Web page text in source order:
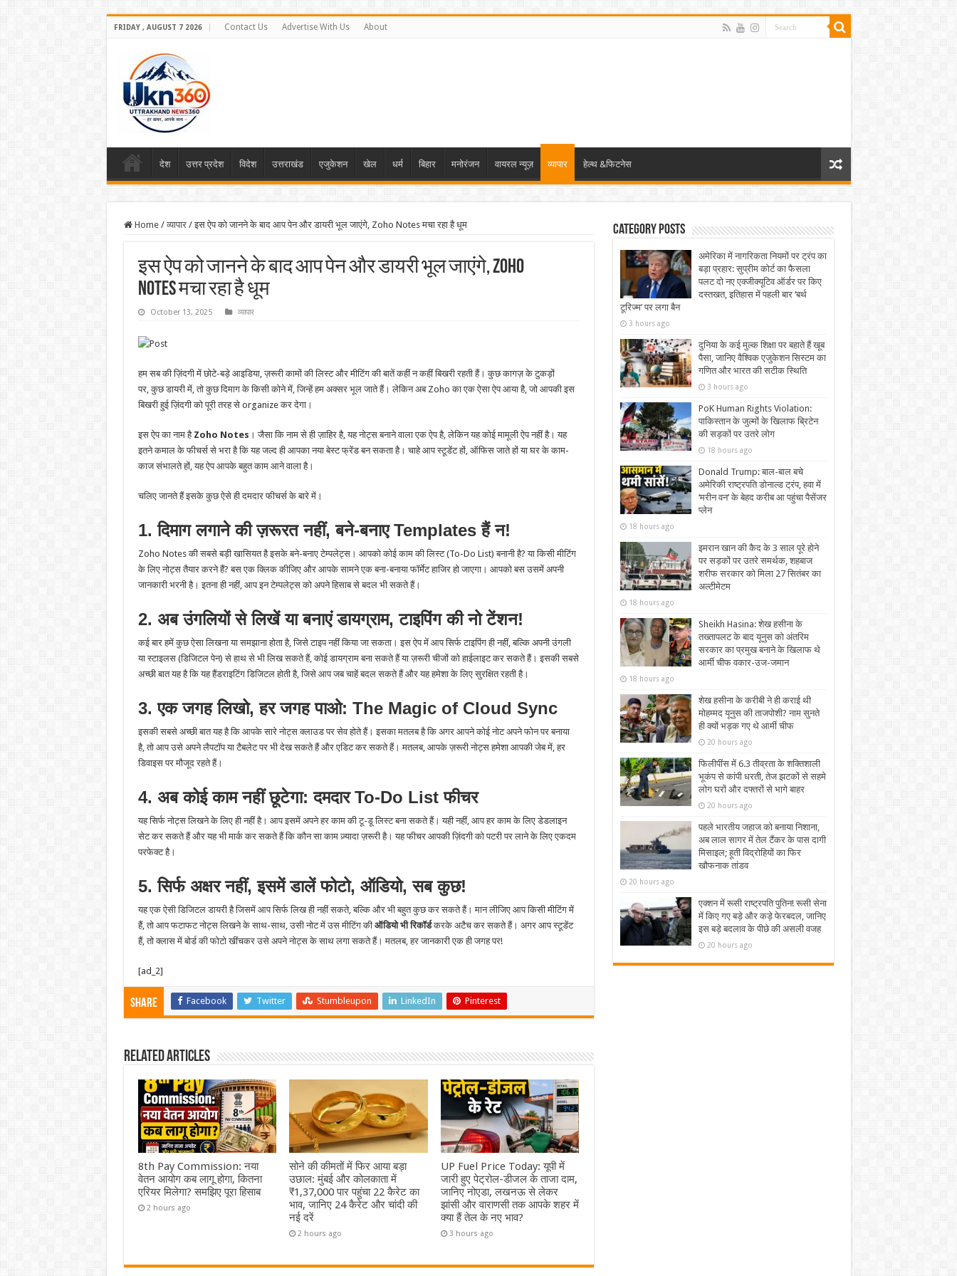
FRIDAY , AUGUST 7 2026 Contact Us Advertise With Us About
देश उत्तर प्रदेश विदेश उत्तराखंड एजुकेशन खेल धर्म बिहार मनोरंजन वायरल न्यूज़ व्यापार हेल्थ &फिटनेस
Home / व्यापार / इस ऐप को जानने के बाद आप पेन और डायरी भूल जाएंगे, Zoho Notes मचा रहा है धूम
इस ऐप को जानने के बाद आप पेन और डायरी भूल जाएंगे, Zoho
Notes मचा रहा है धूम
October 13, 2025 व्यापार
हम सब की ज़िंदगी में छोटे-बड़े आइडिया, ज़रूरी कामों की लिस्ट और मीटिंग की बातें कहीं न कहीं बिखरी रहती हैं। कुछ कागज़ के टुकड़ों
पर, कुछ डायरी में, तो कुछ दिमाग के किसी कोने में, जिन्हें हम अक्सर भूल जाते हैं। लेकिन अब Zoho का एक ऐसा ऐप आया है, जो आपकी इस
बिखरी हुई ज़िंदगी को पूरी तरह से organize कर देगा।
इस ऐप का नाम है Zoho Notes । जैसा कि नाम से ही ज़ाहिर है, यह नोट्स बनाने वाला एक ऐप है, लेकिन यह कोई मामूली ऐप नहीं है। यह
इतने कमाल के फीचर्स से भरा है कि यह जल्द ही आपका नया बेस्ट फ्रेंड बन सकता है। चाहे आप स्टूडेंट हों, ऑफिस जाते हों या घर के काम-
काज संभालते हों, यह ऐप आपके बहुत काम आने वाला है।
चलिए जानते हैं इसके कुछ ऐसे ही दमदार फीचर्स के बारे में।
1. दिमाग लगाने की ज़रूरत नहीं, बने-बनाए Templates हैं न!
Zoho Notes की सबसे बड़ी खासियत है इसके बने-बनाए टेम्पलेट्स। आपको कोई काम की लिस्ट (To-Do List) बनानी है? या किसी मीटिंग
के लिए नोट्स तैयार करने हैं? बस एक क्लिक कीजिए और आपके सामने एक बना-बनाया फॉर्मेट हाजिर हो जाएगा। आपको बस उसमें अपनी
जानकारी भरनी है। इतना ही नहीं, आप इन टेम्पलेट्स को अपने हिसाब से बदल भी सकते हैं।
2. अब उंगलियों से लिखें या बनाएं डायग्राम, टाइपिंग की नो टेंशन!
कई बार हमें कुछ ऐसा लिखना या समझाना होता है, जिसे टाइप नहीं किया जा सकता। इस ऐप में आप सिर्फ टाइपिंग ही नहीं, बल्कि अपनी उंगली
या स्टाइलस (डिजिटल पेन) से हाथ से भी लिख सकते हैं, कोई डायग्राम बना सकते हैं या ज़रूरी चीजों को हाईलाइट कर सकते हैं। इसकी सबसे
अच्छी बात यह है कि यह हैंडराइटिंग डिजिटल होती है, जिसे आप जब चाहें बदल सकते हैं और यह हमेशा के लिए सुरक्षित रहती है।
3. एक जगह लिखो, हर जगह पाओ: The Magic of Cloud Sync
इसकी सबसे अच्छी बात यह है कि आपके सारे नोट्स क्लाउड पर सेव होते हैं। इसका मतलब है कि अगर आपने कोई नोट अपने फोन पर बनाया
है, तो आप उसे अपने लैपटॉप या टैबलेट पर भी देख सकते हैं और एडिट कर सकते हैं। मतलब, आपके ज़रूरी नोट्स हमेशा आपकी जेब में, हर
डिवाइस पर मौजूद रहते हैं।
4. अब कोई काम नहीं छूटेगा: दमदार To-Do List फीचर
यह सिर्फ नोट्स लिखने के लिए ही नहीं है। आप इसमें अपने हर काम की टू-डू लिस्ट बना सकते हैं। यही नहीं, आप हर काम के लिए डेडलाइन
सेट कर सकते हैं और यह भी मार्क कर सकते हैं कि कौन सा काम ज़्यादा ज़रूरी है। यह फीचर आपकी ज़िंदगी को पटरी पर लाने के लिए एकदम
परफेक्ट है।
5. सिर्फ अक्षर नहीं, इसमें डालें फोटो, ऑडियो, सब कुछ!
यह एक ऐसी डिजिटल डायरी है जिसमें आप सिर्फ लिख ही नहीं सकते, बल्कि और भी बहुत कुछ कर सकते हैं। मान लीजिए आप किसी मीटिंग में
हैं, तो आप फटाफट नोट्स लिखने के साथ-साथ, उसी नोट में उस मीटिंग की ऑडियो भी रिकॉर्डकरके अटैच कर सकते हैं। अगर आप स्टूडेंट
हैं, तो क्लास में बोर्ड की फोटो खींचकर उसे अपने नोट्स के साथ लगा सकते हैं। मतलब, हर जानकारी एक ही जगह पर!
[ad_2]
Share Facebook Twitter Stumbleupon LinkedIn Pinterest
Related Articles
8th Pay Commission: नया
वेतन आयोग कब लागू होगा, कितना
एरियर मिलेगा? समझिए पूरा हिसाब
2 hours ago
सोने की कीमतों में फिर आया बड़ा
उछाल: मुंबई और कोलकाता में
₹1,37,000 पार पहुंचा 22 कैरेट का
भाव, जानिए 24 कैरेट और चांदी की
नई दरें
2 hours ago
UP Fuel Price Today: यूपी में
जारी हुए पेट्रोल-डीजल के ताजा दाम,
जानिए नोएडा, लखनऊ से लेकर
झांसी और वाराणसी तक आपके शहर में
क्या हैं तेल के नए भाव?
3 hours ago
Category Posts
अमेरिका में नागरिकता नियमों पर ट्रंप का
बड़ा प्रहार: सुप्रीम कोर्ट का फैसला
पलट दो नए एक्जीक्यूटिव ऑर्डर पर किए
दस्तखत, इतिहास में पहली बार ‘बर्थ
टूरिज्म’ पर लगा बैन
3 hours ago
दुनिया के कई मुल्क शिक्षा पर बहाते हैं खूब
पैसा, जानिए वैश्विक एजुकेशन सिस्टम का
गणित और भारत की सटीक स्थिति
3 hours ago
PoK Human Rights Violation:
पाकिस्तान के जुल्मों के खिलाफ ब्रिटेन
की सड़कों पर उतरे लोग
18 hours ago
Donald Trump: बाल-बाल बचे
अमेरिकी राष्ट्रपति डोनाल्ड ट्रंप, हवा में
‘मरीन वन’ के बेहद करीब आ पहुंचा पैसेंजर
प्लेन
18 hours ago
इमरान खान की कैद के 3 साल पूरे होने
पर सड़कों पर उतरे समर्थक, शहबाज
शरीफ सरकार को मिला 27 सितंबर का
अल्टीमेटम
18 hours ago
Sheikh Hasina: शेख हसीना के
तख्तापलट के बाद यूनुस को अंतरिम
सरकार का प्रमुख बनाने के खिलाफ थे
आर्मी चीफ वकार-उज-जमान
18 hours ago
शेख हसीना के करीबी ने ही कराई थी
मोहम्मद यूनुस की ताजपोशी? नाम सुनते
ही क्यों भड़क गए थे आर्मी चीफ
20 hours ago
फिलीपींस में 6.3 तीव्रता के शक्तिशाली
भूकंप से कांपी धरती, तेज झटकों से सहमे
लोग घरों और दफ्तरों से भागे बाहर
20 hours ago
पहले भारतीय जहाज को बनाया निशाना,
अब लाल सागर में तेल टैंकर के पास दागी
मिसाइल; हूती विद्रोहियों का फिर
खौफनाक तांडव
20 hours ago
एक्शन में रूसी राष्ट्रपति पुतिन! रूसी सेना
में किए गए बड़े और कड़े फेरबदल, जानिए
इस बड़े बदलाव के पीछे की असली वजह
20 hours ago